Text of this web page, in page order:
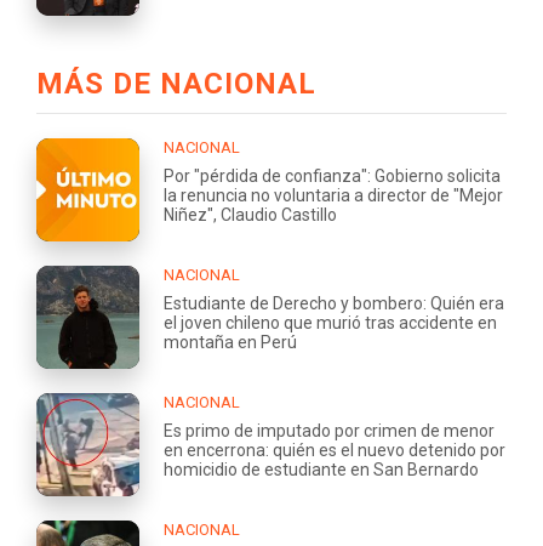
MÁS DE NACIONAL
NACIONAL
Por "pérdida de confianza": Gobierno solicita
la renuncia no voluntaria a director de "Mejor
Niñez", Claudio Castillo
NACIONAL
Estudiante de Derecho y bombero: Quién era
el joven chileno que murió tras accidente en
montaña en Perú
NACIONAL
Es primo de imputado por crimen de menor
en encerrona: quién es el nuevo detenido por
homicidio de estudiante en San Bernardo
NACIONAL